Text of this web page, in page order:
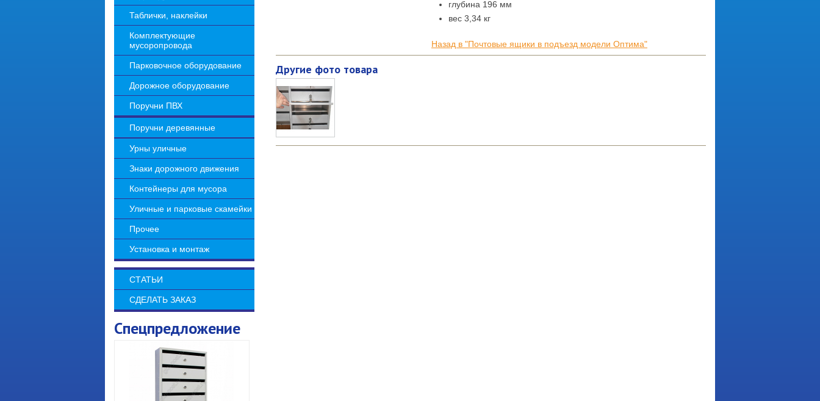
Таблички, наклейки
Комплектующие
мусоропровода
Парковочное оборудование
Дорожное оборудование
Поручни ПВХ
Поручни деревянные
Урны уличные
Знаки дорожного движения
Контейнеры для мусора
Уличные и парковые скамейки
Прочее
Установка и монтаж
СТАТЬИ
СДЕЛАТЬ ЗАКАЗ
Спецпредложение
глубина 196 мм
вес 3,34 кг
Назад в "Почтовые ящики в подъезд модели Оптима"
Другие фото товара